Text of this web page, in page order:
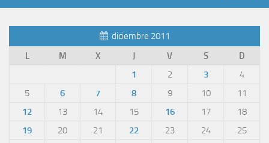
diciembre 2011
L
M X J V S D
1 2 3
4
5
6 7 8 9 10
11
12
13 14 15 16 17
18
19
20 21 22 23 24
25